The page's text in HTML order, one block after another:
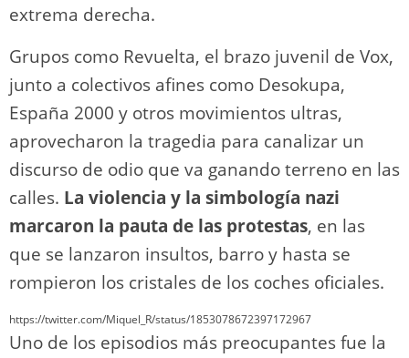
extrema derecha.
Grupos como Revuelta, el brazo juvenil de Vox,
junto a colectivos afines como Desokupa,
España 2000 y otros movimientos ultras,
aprovecharon la tragedia para canalizar un
discurso de odio que va ganando terreno en las
calles. La violencia y la simbología nazi
marcaron la pauta de las protestas, en las
que se lanzaron insultos, barro y hasta se
rompieron los cristales de los coches oficiales.
https://twitter.com/Miquel_R/status/1853078672397172967
Uno de los episodios más preocupantes fue la